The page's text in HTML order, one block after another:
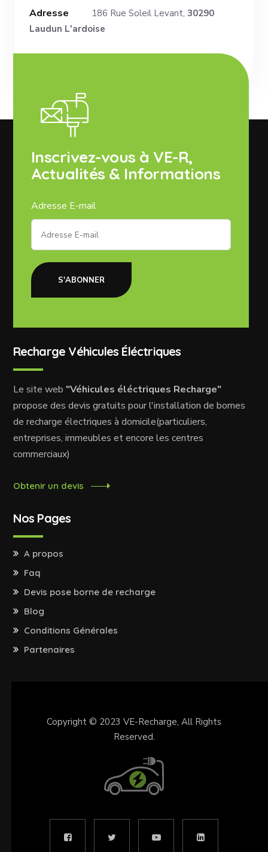
Adresse 186 Rue Soleil Levant, 30290
Laudun L'ardoise
Inscrivez-vous à VE-R,
Actualités & Informations
Adresse E-mail
S'ABONNER
Recharge Véhicules Éléctriques
Le site web "Véhicules éléctriques Recharge"
propose des devis gratuits pour l'installation de bornes
de recharge électriques à domicile(particuliers,
entreprises, immeubles et encore les centres
commerciaux)
Obtenir un devis
Nos Pages
A propos
Faq
Devis pose borne de recharge
Blog
Conditions Générales
Partenaires
Copyright © 2023 VE-Recharge, All Rights
Reserved.